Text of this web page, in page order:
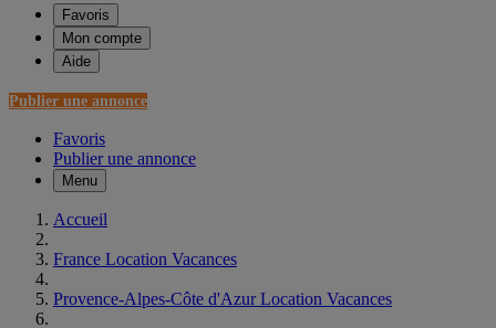
Favoris
Mon compte
Aide
Publier une annonce
Favoris
Publier une annonce
Menu
Accueil
France Location Vacances
Provence-Alpes-Côte d'Azur Location Vacances